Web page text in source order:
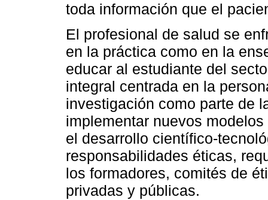
toda información que el
El profesional de salud se
en la práctica como en la
educar al estudiante del
integral centrada en la
investigación como parte de
implementar nuevos
el desarrollo científico-
responsabilidades éticas,
los formadores, comités de
privadas y públicas.